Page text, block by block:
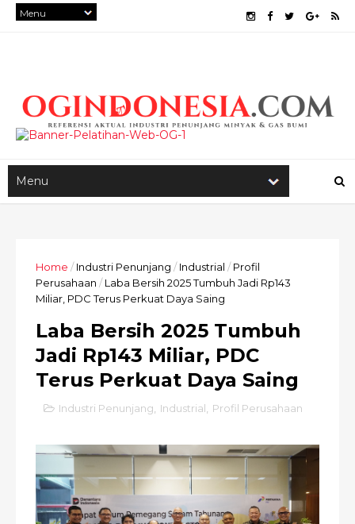
Home / Industri Penunjang / Industrial / Profil
Perusahaan / Laba Bersih 2025 Tumbuh Jadi Rp143
Miliar, PDC Terus Perkuat Daya Saing
Laba Bersih 2025 Tumbuh
Jadi Rp143 Miliar, PDC
Terus Perkuat Daya Saing
Industri Penunjang Industrial Profil Perusahaan